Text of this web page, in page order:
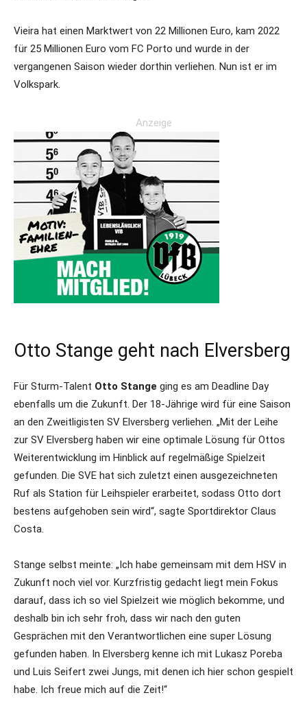
Vieira hat einen Marktwert von 22 Millionen Euro, kam 2022
für 25 Millionen Euro vom FC Porto und wurde in der
vergangenen Saison wieder dorthin verliehen. Nun ist er im
Volkspark.
Anzeige
Otto Stange geht nach Elversberg
Für Sturm-Talent Otto Stange ging es am Deadline Day
ebenfalls um die Zukunft. Der 18-Jährige wird für eine Saison
an den Zweitligisten SV Elversberg verliehen. „Mit der Leihe
zur SV Elversberg haben wir eine optimale Lösung für Ottos
Weiterentwicklung im Hinblick auf regelmäßige Spielzeit
gefunden. Die SVE hat sich zuletzt einen ausgezeichneten
Ruf als Station für Leihspieler erarbeitet, sodass Otto dort
bestens aufgehoben sein wird“, sagte Sportdirektor Claus
Costa.
Stange selbst meinte: „Ich habe gemeinsam mit dem HSV in
Zukunft noch viel vor. Kurzfristig gedacht liegt mein Fokus
darauf, dass ich so viel Spielzeit wie möglich bekomme, und
deshalb bin ich sehr froh, dass wir nach den guten
Gesprächen mit den Verantwortlichen eine super Lösung
gefunden haben. In Elversberg kenne ich mit Lukasz Poreba
und Luis Seifert zwei Jungs, mit denen ich hier schon gespielt
habe. Ich freue mich auf die Zeit!“